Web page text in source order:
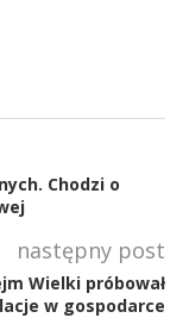
Chodzi o
następny post
Wielki próbował
w gospodarce